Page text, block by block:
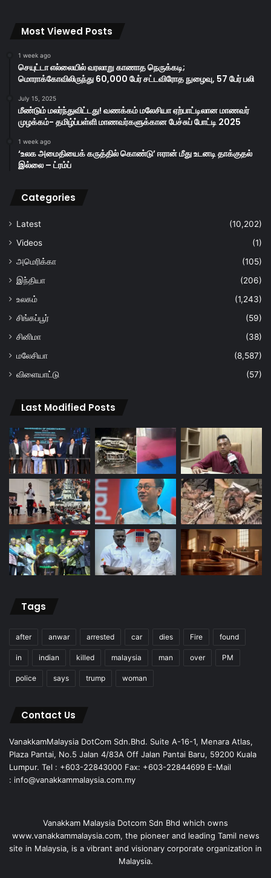
Most Viewed Posts
1 week ago
செயுட்டா எல்லையில் வரலாறு காணாத நெருக்கடி;
மொராக்கோவிலிருந்து 60,000 பேர் சட்டவிரோத நுழைவு, 57 பேர் பலி
July 15, 2025
மீண்டும் மலர்ந்துவிட்டது! வணக்கம் மலேசியா ஏற்பாட்டிலான மாணவர்
முழக்கம்- தமிழ்ப்பள்ளி மாணவர்களுக்கான பேச்சுப் போட்டி 2025
1 week ago
‘உலக அமைதியைக் கருத்தில் கொண்டு’ ஈரான் மீது உடனடி தாக்குதல்
இல்லை – ட்ரம்ப்
Categories
Latest
(10,202)
Videos
(1)
அமெரிக்கா
(105)
இந்தியா
(206)
உலகம்
(1,243)
சிங்கப்பூர்
(59)
சினிமா
(38)
மலேசியா
(8,587)
விளையாட்டு
(57)
Last Modified Posts
Tags
after anwar arrested car dies Fire found
in indian killed malaysia man over PM
police says trump woman
Contact Us
VanakkamMalaysia DotCom Sdn.Bhd. Suite A-16-1, Menara Atlas,
Plaza Pantai, No.5 Jalan 4/83A Off Jalan Pantai Baru, 59200 Kuala
Lumpur. Tel : +603-22843000 Fax: +603-22844699 E-Mail
: info@vanakkammalaysia.com.my
Vanakkam Malaysia Dotcom Sdn Bhd which owns
www.vanakkammalaysia.com, the pioneer and leading Tamil news
site in Malaysia, is a vibrant and visionary corporate organization in
Malaysia.